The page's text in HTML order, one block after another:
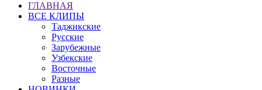
ГЛАВНАЯ
ВСЕ КЛИПЫ
Таджикские
Русские
Зарубежные
Узбекские
Восточные
Разные